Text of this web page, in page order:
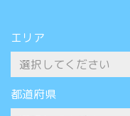
エリア
都道府県